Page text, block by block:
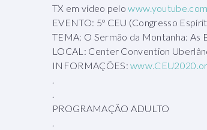
TX em vídeo pelo
EVENTO: 5º CEU (Congresso
TEMA: O Sermão da Montanha: As
LOCAL: Center Convention
INFORMAÇÕES:
.
.
PROGRAMAÇÃO ADULTO
.